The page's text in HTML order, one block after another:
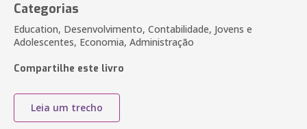
Categorias
Education, Desenvolvimento, Contabilidade, Jovens e
Adolescentes, Economia, Administração
Compartilhe este livro
Leia um trecho